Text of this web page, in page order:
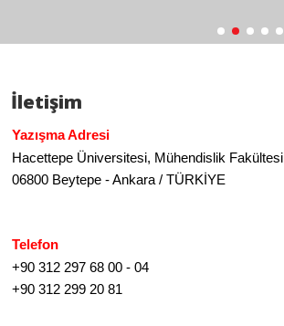
İletişim
Yazışma Adresi
Hacettepe Üniversitesi, Mühendislik Fakültesi
06800 Beytepe - Ankara / TÜRKİYE
Telefon
+90 312 297 68 00 - 04
+90 312 299 20 81